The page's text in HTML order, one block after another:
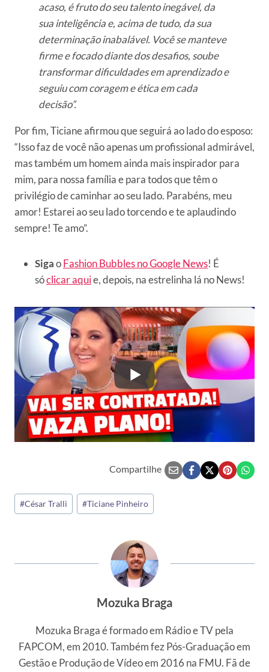
acaso, é fruto do seu talento inegável, da
sua inteligência e, acima de tudo, da sua
determinação inabalável. Você se manteve
firme e focado diante dos desafios, soube
transformar dificuldades em aprendizado e
seguiu com coragem e ética em cada
decisão”.
Por fim, Ticiane afirmou que seguirá ao lado do esposo:
“Isso faz de você não apenas um profissional admirável,
mas também um homem ainda mais inspirador para
mim, para nossa família e para todos que têm o
privilégio de caminhar ao seu lado. Parabéns, meu
amor! Estarei ao seu lado torcendo e te aplaudindo
sempre! Te amo”.
SigaoFashion Bubbles no Google News! É
sóclicar aquie, depois, na estrelinha lá no News!
Compartilhe
Tags
do
#César Tralli #Ticiane Pinheiro
Mozuka Braga
Mozuka Braga é formado em Rádio e TV pela
FAPCOM, em 2010. Também fez Pós-Graduação em
Gestão e Produção de Vídeo em 2016 na FMU. Fã de